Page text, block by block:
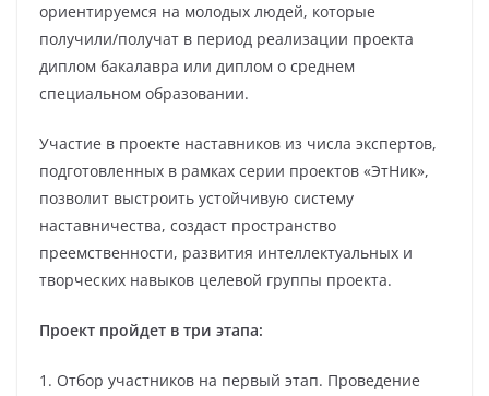
ориентируемся на молодых людей, которые
получили/получат в период реализации проекта
диплом бакалавра или диплом о среднем
специальном образовании.
Участие в проекте наставников из числа экспертов,
подготовленных в рамках серии проектов «ЭтНик»,
позволит выстроить устойчивую систему
наставничества, создаст пространство
преемственности, развития интеллектуальных и
творческих навыков целевой группы проекта.
Проект пройдет в три этапа:
1. Отбор участников на первый этап. Проведение